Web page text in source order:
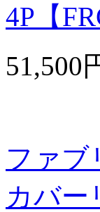
4P【
51,500
ファブ
カバー